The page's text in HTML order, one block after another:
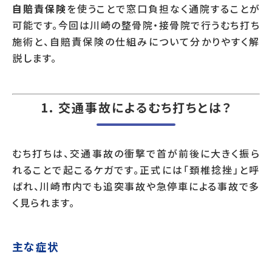
自賠責保険を使うことで窓口負担なく通院することが
可能です。今回は川崎の整骨院・接骨院で行うむち打ち
施術と、自賠責保険の仕組みについて分かりやすく解
説します。
1. 交通事故によるむち打ちとは？
むち打ちは、交通事故の衝撃で首が前後に大きく振ら
れることで起こるケガです。正式には「頚椎捻挫」と呼
ばれ、川崎市内でも追突事故や急停車による事故で多
く見られます。
主な症状